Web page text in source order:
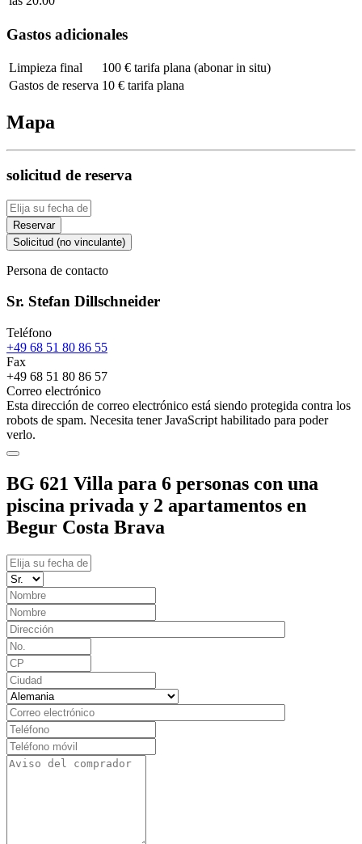
Gastos adicionales
Limpieza final
100 € tarifa plana (abonar in situ)
Gastos de reserva 10 € tarifa plana
Mapa
solicitud de reserva
Reservar
Solicitud (no vinculante)
Persona de contacto
Sr. Stefan Dillschneider
Teléfono
+49 68 51 80 86 55
Fax
+49 68 51 80 86 57
Correo electrónico
Esta dirección de correo electrónico está siendo protegida contra los
robots de spam. Necesita tener JavaScript habilitado para poder
verlo.
BG 621 Villa para 6 personas con una
piscina privada y 2 apartamentos en
Begur Costa Brava